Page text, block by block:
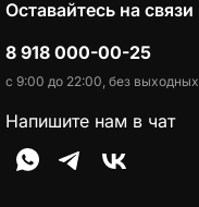
Оставайтесь на связи
8 918 000-00-25
с 9:00 до 22:00, без выходных
Напишите нам в чат